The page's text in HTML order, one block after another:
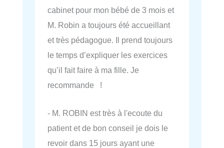
cabinet pour mon bébé de 3 mois et
M. Robin a toujours été accueillant
et très pédagogue. Il prend toujours
le temps d’expliquer les exercices
qu’il fait faire à ma fille. Je
recommande !
- M. ROBIN est très à l'ecoute du
patient et de bon conseil je dois le
revoir dans 15 jours ayant une